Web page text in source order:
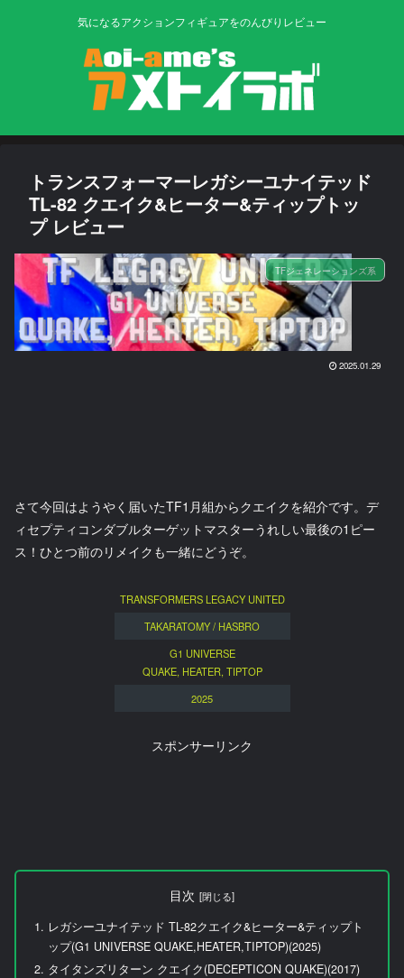
気になるアクションフィギュアをのんびりレビュー
トランスフォーマーレガシーユナイテッド
TL-82 クエイク&ヒーター&ティップトッ
プ レビュー
TFジェネレーションズ系
2025.01.29
さて今回はようやく届いたTF1月組からクエイクを紹介です。デ
ィセプティコンダブルターゲットマスターうれしい最後の1ピー
ス！ひとつ前のリメイクも一緒にどうぞ。
TRANSFORMERS LEGACY UNITED
TAKARATOMY / HASBRO
G1 UNIVERSE
QUAKE, HEATER, TIPTOP
2025
スポンサーリンク
目次
レガシーユナイテッド TL-82クエイク&ヒーター&ティップト
ップ(G1 UNIVERSE QUAKE,HEATER,TIPTOP)(2025)
タイタンズリターン クエイク(DECEPTICON QUAKE)(2017)